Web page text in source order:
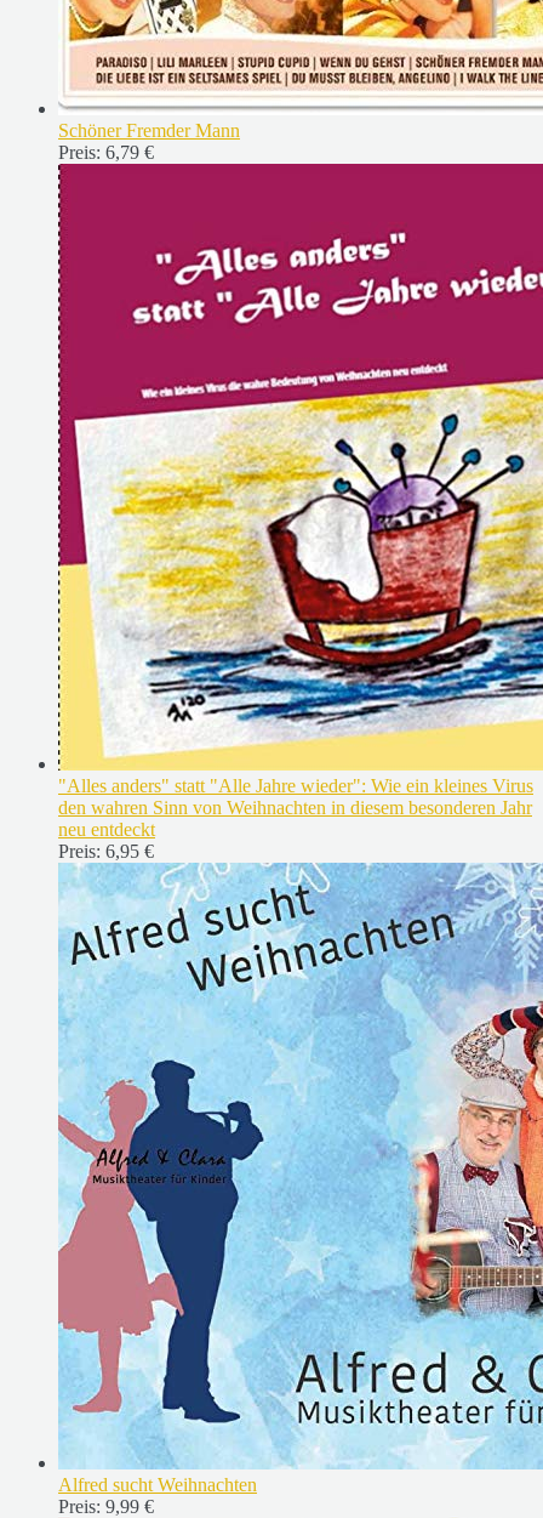
Schöner Fremder Mann
Preis: 6,79 €
"Alles anders" statt "Alle Jahre wieder": Wie ein kleines Virus
den wahren Sinn von Weihnachten in diesem besonderen Jahr
neu entdeckt
Preis: 6,95 €
Alfred sucht Weihnachten
Preis: 9,99 €